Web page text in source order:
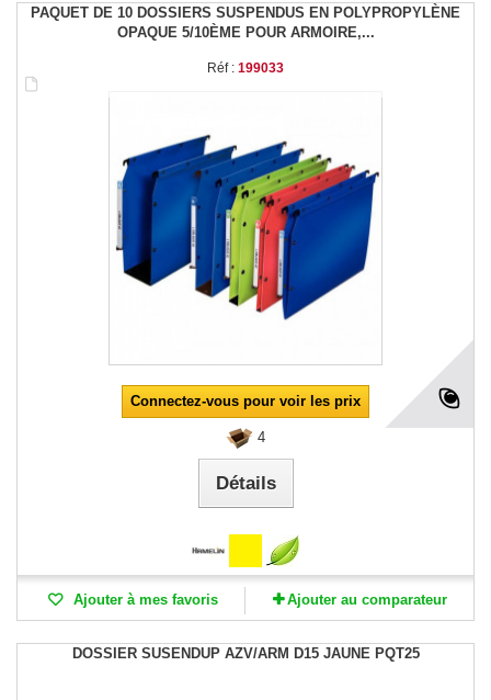
PAQUET DE 10 DOSSIERS SUSPENDUS EN POLYPROPYLÈNE
OPAQUE 5/10ÈME POUR ARMOIRE,...
Réf : 199033
Connectez-vous pour voir les prix
4
Détails
Ajouter à mes favoris Ajouter au comparateur
DOSSIER SUSENDUP AZV/ARM D15 JAUNE PQT25